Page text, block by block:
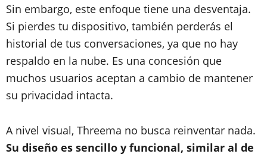
Sin embargo, este enfoque tiene una desventaja.
Si pierdes tu dispositivo, también perderás el
historial de tus conversaciones, ya que no hay
respaldo en la nube. Es una concesión que
muchos usuarios aceptan a cambio de mantener
su privacidad intacta.
A nivel visual, Threema no busca reinventar nada.
Su diseño es sencillo y funcional, similar al de